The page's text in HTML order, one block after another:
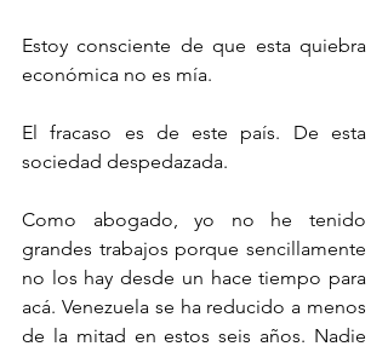
Estoy consciente de que esta quiebra
económica no es mía.
El fracaso es de este país. De esta
sociedad despedazada.
Como abogado, yo no he tenido
grandes trabajos porque sencillamente
no los hay desde un hace tiempo para
acá. Venezuela se ha reducido a menos
de la mitad en estos seis años. Nadie